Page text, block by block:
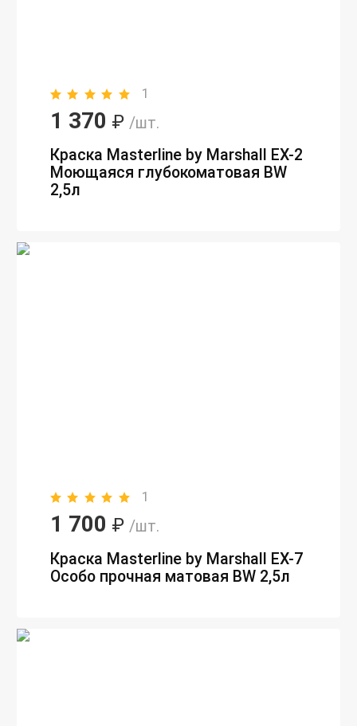
1
1 370 ₽ /шт.
Краска Masterline by Marshall EX-2
Моющаяся глубокоматовая BW
2,5л
1
1 700 ₽ /шт.
Краска Masterline by Marshall EX-7
Особо прочная матовая BW 2,5л